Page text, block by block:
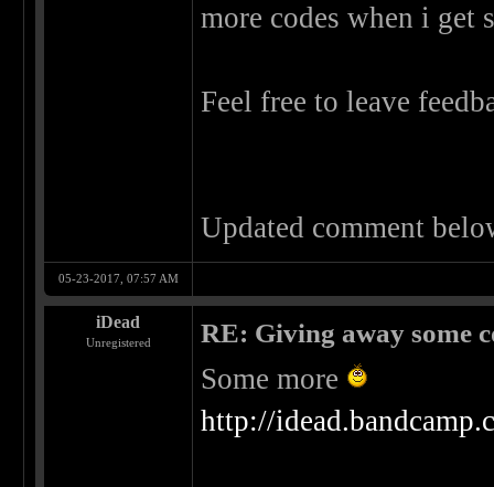
more codes when i get
Feel free to leave
Updated comment
05-23-2017, 07:57 AM
iDead
Unregistered RE: Giving away some
Some more
http://